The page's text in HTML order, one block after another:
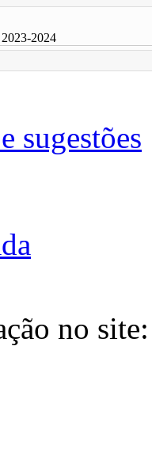
2024
sugestões
no